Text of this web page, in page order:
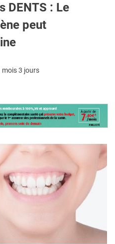
DENTS : Le
peut
mois 3 jours